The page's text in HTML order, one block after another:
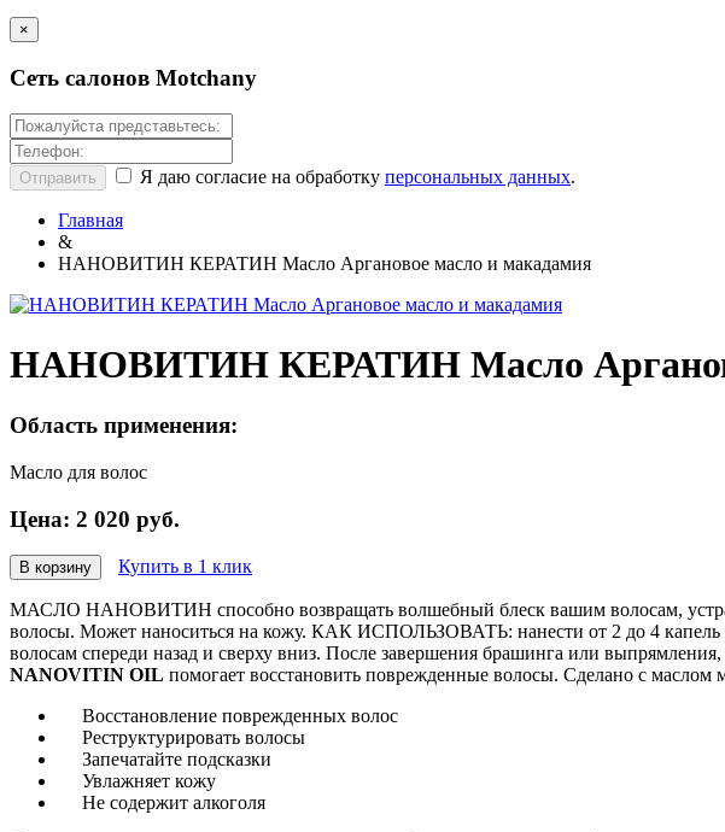
×
Сеть салонов Motchany
Я даю согласие на обработку персональных данных.
Главная
&
НАНОВИТИН КЕРАТИН Масло Аргановое масло и макадамия
НАНОВИТИН КЕРАТИН Масло
Область применения:
Масло для волос
Цена: 2 020 руб.
В корзину Купить в 1 клик
МАСЛО НАНОВИТИН способно возвращать волшебный блеск вашим волосам,
волосы. Может наноситься на кожу. КАК ИСПОЛЬЗОВАТЬ: нанести от 2 до 4 капель
волосам спереди назад и сверху вниз. После завершения брашинга или выпрямления,
NANOVITIN OIL помогает восстановить поврежденные волосы. Сделано с маслом
Восстановление поврежденных волос
Реструктурировать волосы
Запечатайте подсказки
Увлажняет кожу
Не содержит алкоголя